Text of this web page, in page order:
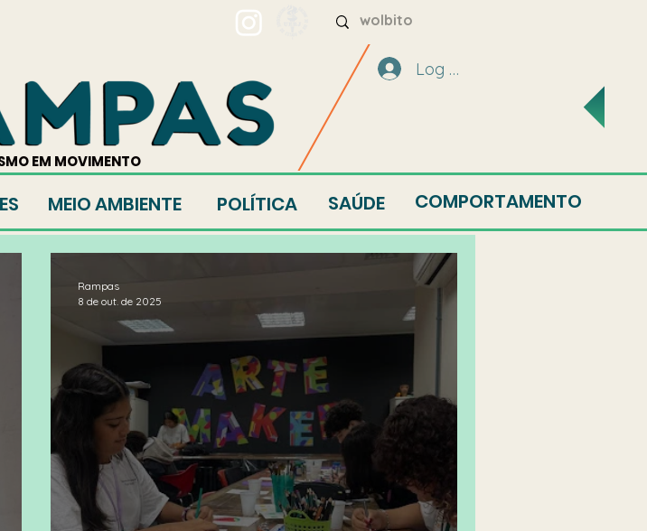
EM MOVIMENTO
Log In
MEIO AMBIENTE POLÍTICA SAÚDE COMPORTAMENTO
Rampas
8 de out. de 2025